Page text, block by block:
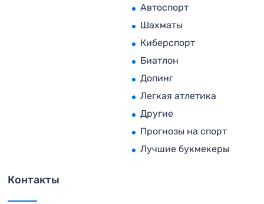
Автоспорт
Шахматы
Киберспорт
Биатлон
Допинг
Легкая атлетика
Другие
Прогнозы на спорт
Лучшие букмекеры
Контакты